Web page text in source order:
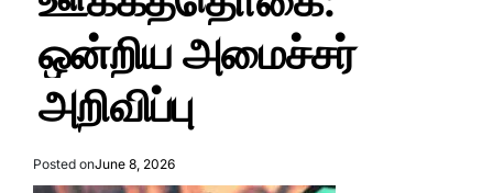
ஒன்றிய அமைச்சர்
அறிவிப்பு
Posted onJune 8, 2026